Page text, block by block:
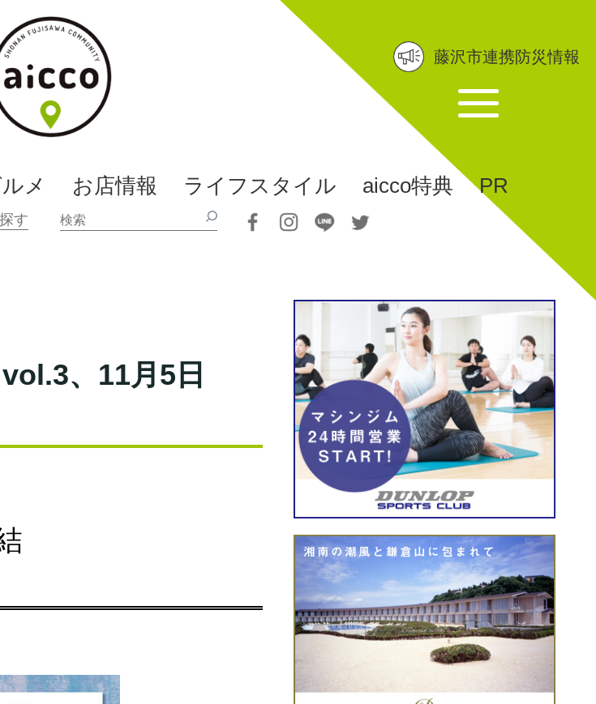
メ お店情報 ライフスタイル aicco特典 PR
藤沢市連携防災情報
、11月5日